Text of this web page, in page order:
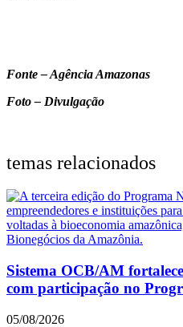
Fonte – Agência Amazonas
Foto – Divulgação
temas relacionados
Sistema OCB/AM
com participação no
05/08/2026